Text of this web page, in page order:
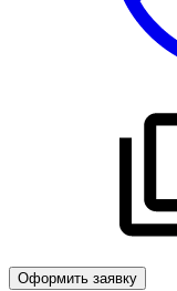
Оформить заявку